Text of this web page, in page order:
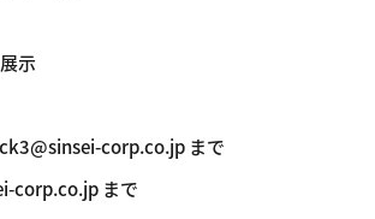
示
corp.co.jp まで
corp.co.jp まで